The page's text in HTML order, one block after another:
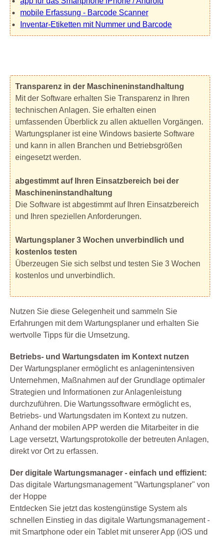
mobile Erfassung - Barcode Scanner
Inventar-Etiketten mit Nummer und Barcode
Transparenz in der Maschineninstandhaltung
Mit der Software erhalten Sie Transparenz in Ihren
technischen Anlagen. Sie erhalten einen
umfassenden Überblick zu allen aktuellen Vorgängen.
Wartungsplaner ist eine Windows basierte Software
und kann in allen Branchen und Betriebsgrößen
eingesetzt werden.
abgestimmt auf Ihren Einsatzbereich bei der
Maschineninstandhaltung
Die Software ist abgestimmt auf Ihren Einsatzbereich
und Ihren speziellen Anforderungen.
Wartungsplaner 3 Wochen unverbindlich und
kostenlos testen
Überzeugen Sie sich selbst und testen Sie 3 Wochen
kostenlos und unverbindlich.
Nutzen Sie diese Gelegenheit und sammeln Sie
Erfahrungen mit dem Wartungsplaner und erhalten Sie
wertvolle Tipps für die Umsetzung.
Betriebs- und Wartungsdaten im Kontext nutzen
Der Wartungsplaner ermöglicht es anlagenintensiven
Unternehmen, Maßnahmen auf der Grundlage optimaler
Strategien und Informationen zur Anlagenleistung
durchzuführen. Die Wartungssoftware ermöglicht es,
Betriebs- und Wartungsdaten im Kontext zu nutzen.
Anhand der mobilen APP werden die Mitarbeiter in die
Lage versetzt, Wartungsprotokolle der betreuten Anlagen,
direkt vor Ort zu erfassen.
Der digitale Wartungsmanager - einfach und effizient:
Das digitale Wartungsmanagement "Wartungsplaner" von
der Hoppe
Entdecken Sie jetzt das kostengünstige System als
schnellen Einstieg in das digitale Wartungsmanagement -
mit Smartphone oder ein Tablet mit unserer App (iOS und